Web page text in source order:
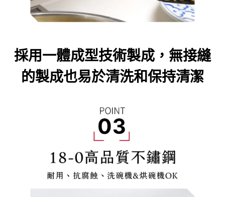
採用一體成型技術製成，無接縫
的製成也易於清洗和保持清潔